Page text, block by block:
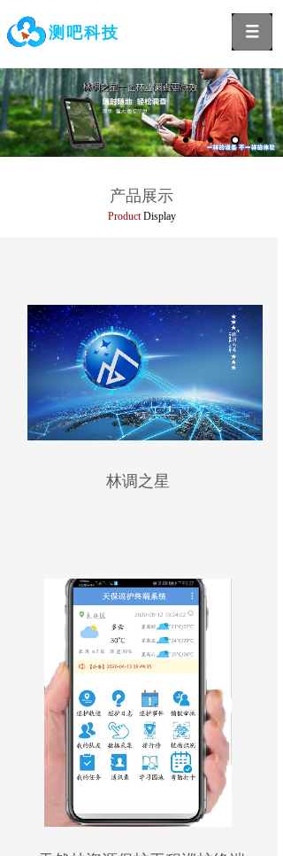
测吧科技
产品展示
ProductDisplay
林调之星
国家林草局部署全国春季森林草原防火工作
祁连山国家公园塔里华管护站：让绿水青山成为
未来最美底色
《关于建立以国家公园为主体的自然保护地体系
的指导意见》